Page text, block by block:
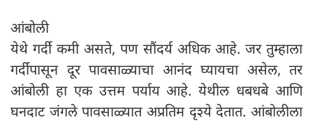
आंबोली
येथे गर्दी कमी असते, पण सौंदर्य अधिक आहे. जर तुम्हाला
गर्दीपासून दूर पावसाळ्याचा आनंद घ्यायचा असेल, तर
आंबोली हा एक उत्तम पर्याय आहे. येथील धबधबे आणि
घनदाट जंगले पावसाळ्यात अप्रतिम दृश्ये देतात. आंबोलीला